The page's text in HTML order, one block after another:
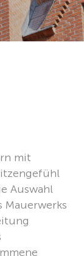
mit
Auswahl
Mauerwerks